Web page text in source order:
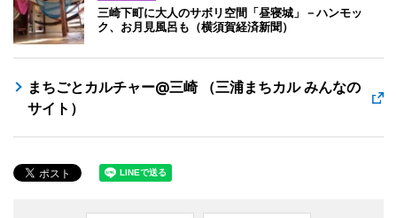
三崎下町に大人のサボリ空間「昼寝城」－ハンモッ
ク、お月見風呂も（横須賀経済新聞）
まちごとカルチャー@三崎 （三浦まちカル みんなの
サイト）